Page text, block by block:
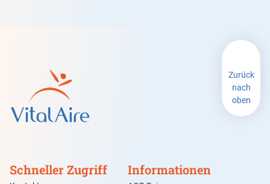
Schneller Zugriff Informationen
Zurück
nach
oben